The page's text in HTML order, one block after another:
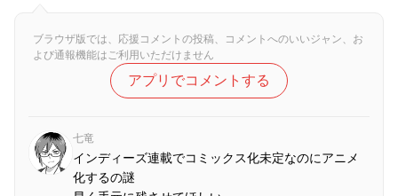
ブラウザ版では、応援コメントの投稿、コメントへのいいジャン、お
よび通報機能はご利用いただけません
アプリでコメントする
七竜
インディーズ連載でコミックス化未定なのにアニメ
化するの謎